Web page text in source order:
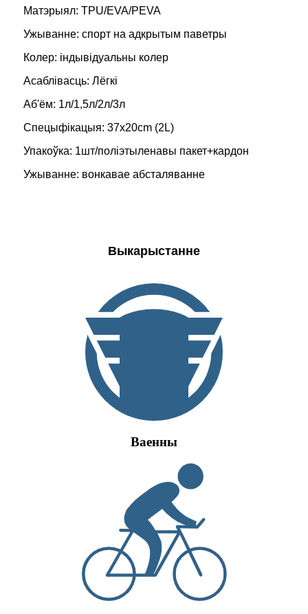
Матэрыял: TPU/EVA/PEVA
Ужыванне: спорт на адкрытым паветры
Колер: індывідуальны колер
Асаблівасць: Лёгкі
Аб'ём: 1л/1,5л/2л/3л
Спецыфікацыя: 37x20cm (2L)
Упакоўка: 1шт/поліэтыленавы пакет+кардон
Ужыванне: вонкавае абсталяванне
Выкарыстанне
Ваенны